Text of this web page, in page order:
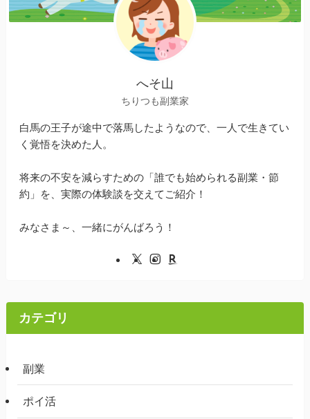
へそ山
ちりつも副業家
白馬の王子が途中で落馬したようなので、一人で生きてい
く覚悟を決めた人。
将来の不安を減らすための「誰でも始められる副業・節
約」を、実際の体験談を交えてご紹介！
みなさま～、一緒にがんばろう！
カテゴリ
副業
ポイ活